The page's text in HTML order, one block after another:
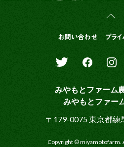
お問い合わせ プラ
みやもとファーム
みやもとファー
〒179-0075 東京都
Copyright © miyamotofarm.